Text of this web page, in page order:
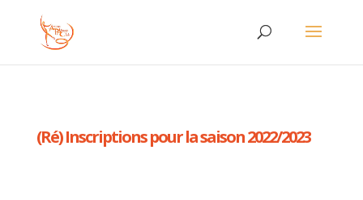
(Ré) Inscriptions pour la saison 2022/2023